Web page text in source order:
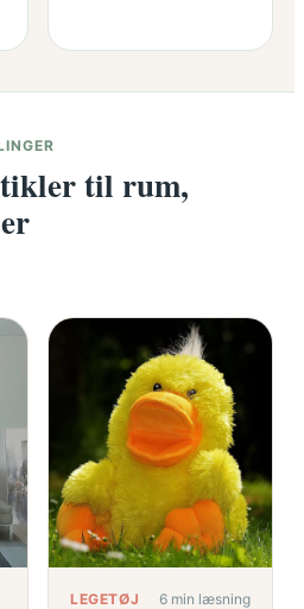
til rum,
LEGETØJ 6 min læsning